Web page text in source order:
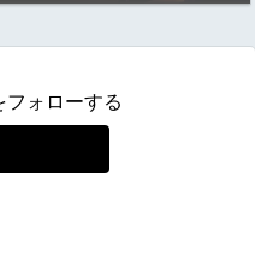
ォローする